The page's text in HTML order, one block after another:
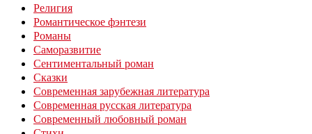
Религия
Романтическое фэнтези
Романы
Саморазвитие
Сентиментальный роман
Сказки
Современная зарубежная литература
Современная русская литература
Современный любовный роман